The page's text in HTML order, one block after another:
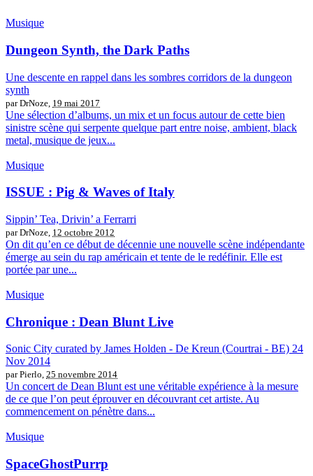
Musique
Dungeon Synth, the Dark Paths
Une descente en rappel dans les sombres corridors de la dungeon
synth
par DrNoze, 19 mai 2017
Une sélection d’albums, un mix et un focus autour de cette bien
sinistre scène qui serpente quelque part entre noise, ambient, black
metal, musique de jeux...
Musique
ISSUE : Pig & Waves of Italy
Sippin’ Tea, Drivin’ a Ferrarri
par DrNoze, 12 octobre 2012
On dit qu’en ce début de décennie une nouvelle scène indépendante
émerge au sein du rap américain et tente de le redéfinir. Elle est
portée par une...
Musique
Chronique : Dean Blunt Live
Sonic City curated by James Holden - De Kreun (Courtrai - BE) 24
Nov 2014
par Pierlo, 25 novembre 2014
Un concert de Dean Blunt est une véritable expérience à la mesure
de ce que l’on peut éprouver en découvrant cet artiste. Au
commencement on pénètre dans...
Musique
SpaceGhostPurrp